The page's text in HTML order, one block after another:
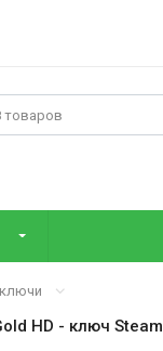
HD - ключ Steam